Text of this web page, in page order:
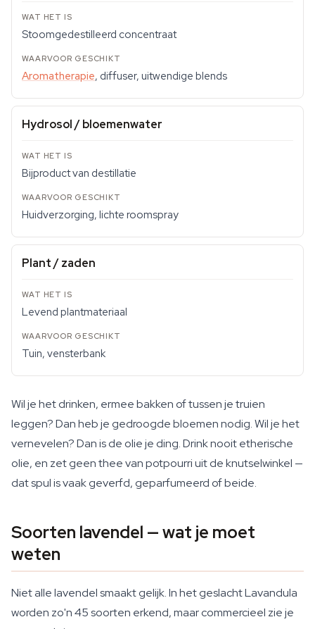
Stoomgedestilleerd concentraat
Aromatherapie, diffuser, uitwendige blends
Hydrosol / bloemenwater
Bijproduct van destillatie
Huidverzorging, lichte roomspray
Plant / zaden
Levend plantmateriaal
Tuin, vensterbank
Wil je het drinken, ermee bakken of tussen je truien
leggen? Dan heb je gedroogde bloemen nodig. Wil je het
vernevelen? Dan is de olie je ding. Drink nooit etherische
olie, en zet geen thee van potpourri uit de knutselwinkel —
dat spul is vaak geverfd, geparfumeerd of beide.
Soorten lavendel — wat je moet
weten
Niet alle lavendel smaakt gelijk. In het geslacht Lavandula
worden zo'n 45 soorten erkend, maar commercieel zie je